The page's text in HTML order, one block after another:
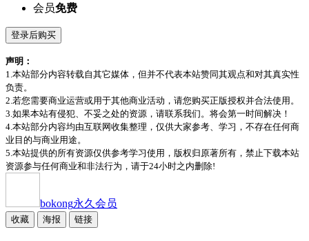
会员免费
登录后购买
声明：
1.本站部分内容转载自其它媒体，但并不代表本站赞同其观点和对其真实性
负责。
2.若您需要商业运营或用于其他商业活动，请您购买正版授权并合法使用。
3.如果本站有侵犯、不妥之处的资源，请联系我们。将会第一时间解决！
4.本站部分内容均由互联网收集整理，仅供大家参考、学习，不存在任何商
业目的与商业用途。
5.本站提供的所有资源仅供参考学习使用，版权归原著所有，禁止下载本站
资源参与任何商业和非法行为，请于24小时之内删除!
bokong永久会员
收藏 海报 链接